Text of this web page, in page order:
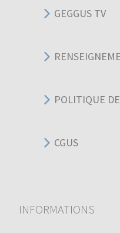
GEGGUS TV
POLITIQUE
CGUS
INFORMATIONS